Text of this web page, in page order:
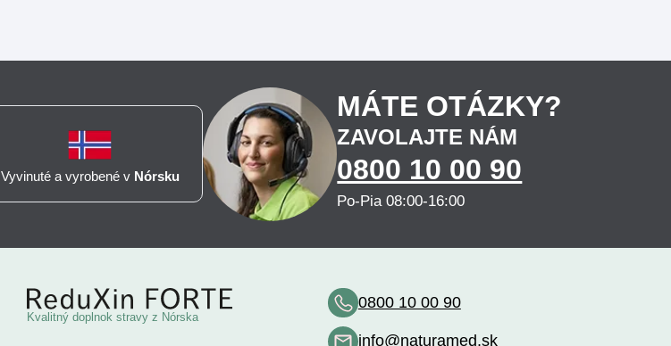
Vyvinuté a vyrobené v Nórsku
MÁTE OTÁZKY?
ZAVOLAJTE NÁM
0800 10 00 90
Po-Pia 08:00-16:00
Kvalitný doplnok stravy z Nórska
0800 10 00 90
info@naturamed.sk